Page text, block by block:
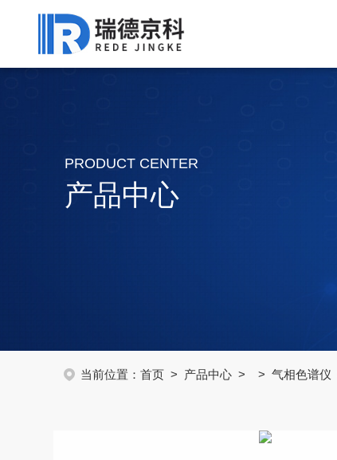
PRODUCT CENTER
产品中心
当前位置：首页 > 产品中心 > >气相色谱仪